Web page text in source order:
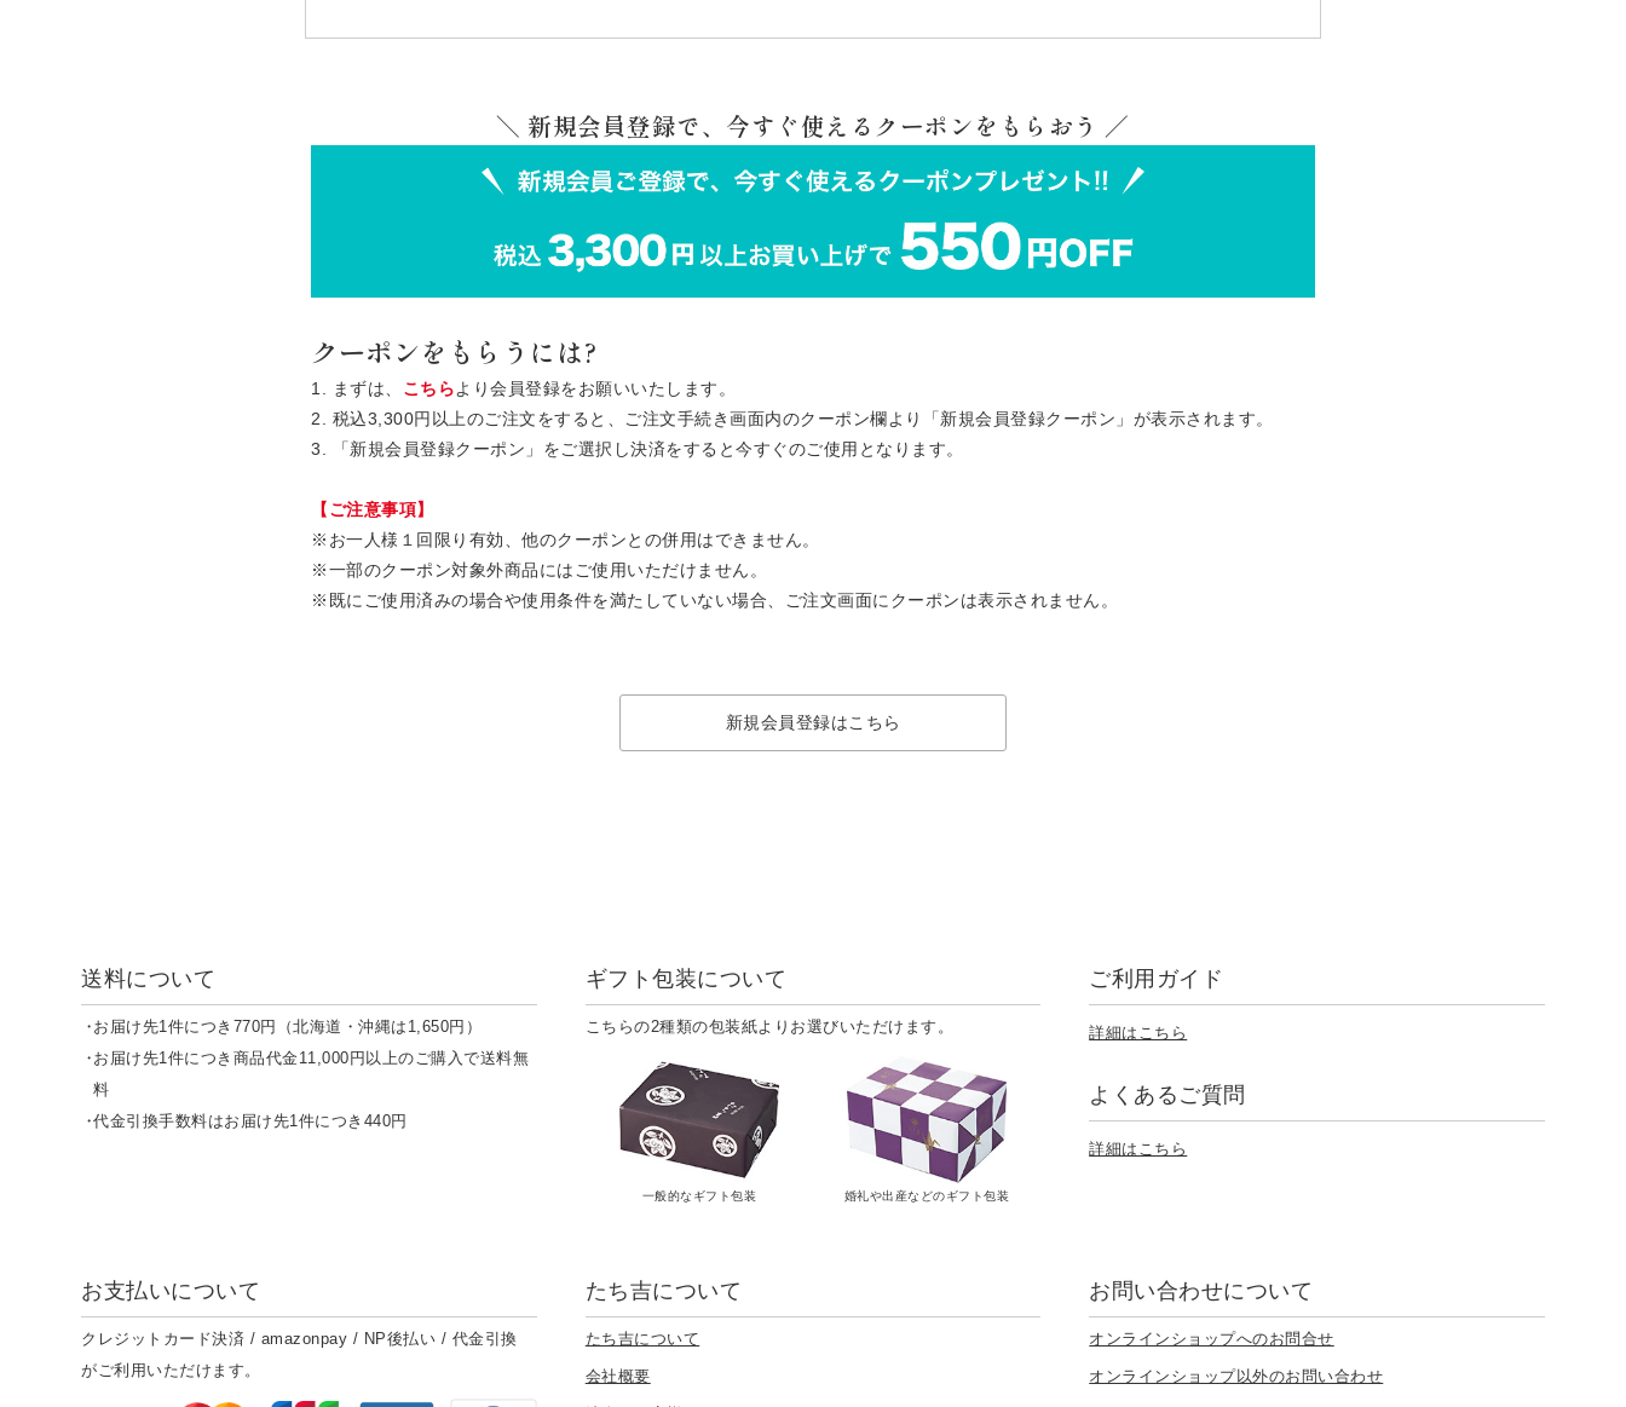
＼ 新規会員登録で、今すぐ使えるクーポンをもらおう ／
クーポンをもらうには?
1. まずは、 こちらより会員登録をお願いいたします。
2. 税込3,300円以上のご注文をすると、ご注文手続き画面内のクーポン欄より「新規会員登録クーポン」が表示されます。
3. 「新規会員登録クーポン」をご選択し決済をすると今すぐのご使用となります。
【ご注意事項】
※お一人様１回限り有効、他のクーポンとの併用はできません。
※一部のクーポン対象外商品にはご使用いただけません。
※既にご使用済みの場合や使用条件を満たしていない場合、ご注文画面にクーポンは表示されません。
新規会員登録はこちら
送料について
お届け先1件につき770円（北海道・沖縄は1,650円）
お届け先1件につき商品代金11,000円以上のご購入で送料無
料
代金引換手数料はお届け先1件につき440円
ギフト包装について
こちらの2種類の包装紙よりお選びいただけます。
一般的なギフト包装 婚礼や出産などのギフト包装
ご利用ガイド
詳細はこちら
よくあるご質問
詳細はこちら
お支払いについて
クレジットカード決済 / amazonpay / NP後払い / 代金引換
がご利用いただけます。
たち吉について
たち吉について
会社概要
お問い合わせについて
オンラインショップへのお問合せ
オンラインショップ以外のお問い合わせ